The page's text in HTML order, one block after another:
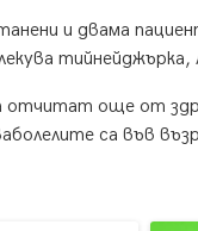
и двама
отчитат още от
са във